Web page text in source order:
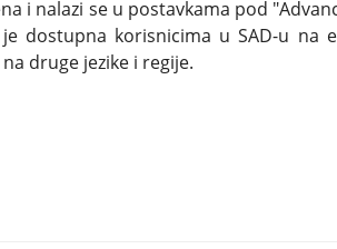
i nalazi se u postavkama pod
dostupna korisnicima u SAD-u na
druge jezike i regije.